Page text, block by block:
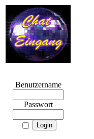
Benutzername
Passwort